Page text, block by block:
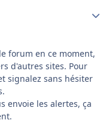
forum en ce moment,
d'autres sites. Pour
signalez sans hésiter
envoie les alertes, ça